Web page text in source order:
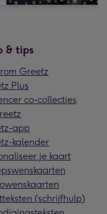
& tips
Greetz
Plus
co-collecties
app
kalender
je kaart
(schrijfhulp)